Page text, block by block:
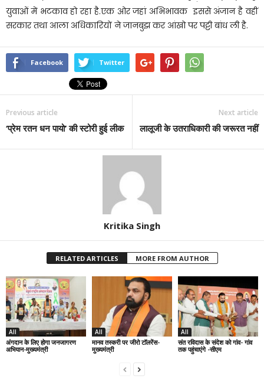
युवाओं में भटकाव हो रहा है.एक ओर जहां अभिभावक इससे अंजान है वहीं
सरकार तथा आला अधिकारियों ने जानबुझ कर आंखो पर पट्टी बांध ली है.
Facebook Twitter
Previous article
‘प्रेम रतन धन पायो’ की स्टोरी हुई लीक
Next article
लालूजी के उतराधिकारी की जरूरत नहीं
Kritika Singh
RELATED ARTICLES MORE FROM AUTHOR
All
अंगदान के लिए होगा जनजागरण
अभियान-मुख्यमंत्री
All
मानव तस्करी पर जीरो टॉलरेंस-
मुख्यमंत्री
All
संत रविदास के संदेश को गांव- गांव
तक पहुंचाएंगे -सीएम